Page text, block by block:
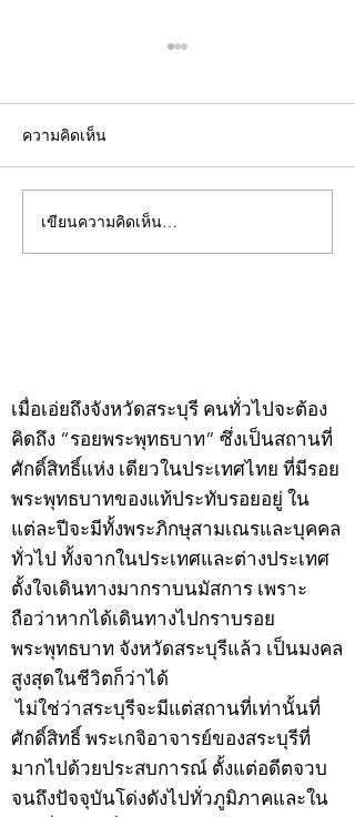
คอลัมน์"จับชีพจรวงการ
พระ"ประจำพุธที่ 29
ความคิดเห็น
เขียนความคิดเห็น…
เมื่อเอ่ยถึงจังหวัดสระบุรี คนทั่วไปจะต้อง
คิดถึง “รอยพระพุทธบาท” ซึ่งเป็นสถานที่
ศักดิ์สิทธิ์แห่ง เดียวในประเทศไทย ที่มีรอย
พระพุทธบาทของแท้ประทับรอยอยู่ ใน
แต่ละปีจะมีทั้งพระภิกษุสามเณรและบุคคล
ทั่วไป ทั้งจากในประเทศและต่างประเทศ
ตั้งใจเดินทางมากราบนมัสการ เพราะ
ถือว่าหากได้เดินทางไปกราบรอย
พระพุทธบาท จังหวัดสระบุรีแล้ว เป็นมงคล
สูงสุดในชีวิตก็ว่าได้
ไม่ใช่ว่าสระบุรีจะมีแต่สถานที่เท่านั้นที่
ศักดิ์สิทธิ์ พระเกจิอาจารย์ของสระบุรีที่
มากไปด้วยประสบการณ์ ตั้งแต่อดีตจวบ
จนถึงปัจจุบันโด่งดังไปทั่วภูมิภาคและใน